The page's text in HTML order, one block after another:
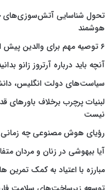
تحول شناسایی آتش‌سوزی‌های
هوشمند
۶ توصیه مهم برای والدین پیش از بازگشایی مدارس
آنچه باید درباره آرتروز زانو
سیاست‌های دولت انگلیس،
لبنیات پرچرب برخلاف
نیست
رؤیای هوش مصنوعی چه
آیا بیهوشی در زنان و مردان
مبارزه با اعتیاد به کمک